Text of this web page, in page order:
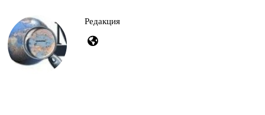
Редакция